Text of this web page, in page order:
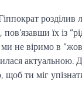
розділив
їх із
не віримо в
актуальною.
ти міг